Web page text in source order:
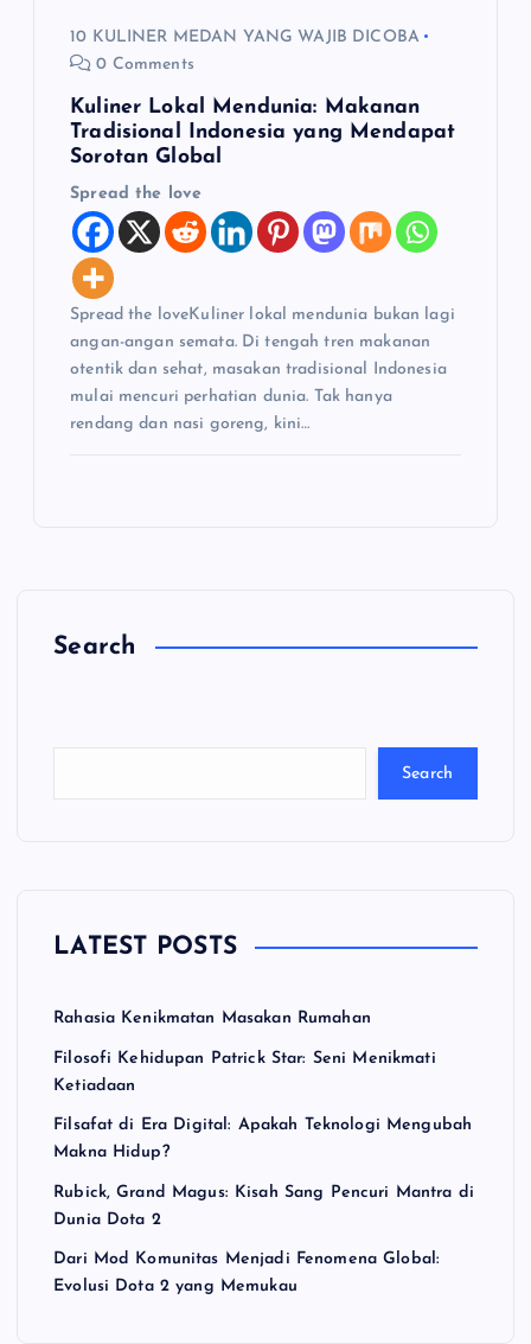
10 KULINER MEDAN YANG WAJIB DICOBA
0 Comments
Kuliner Lokal Mendunia: Makanan
Tradisional Indonesia yang Mendapat
Sorotan Global
Spread the love
Spread the loveKuliner lokal mendunia bukan lagi
angan-angan semata. Di tengah tren makanan
otentik dan sehat, masakan tradisional Indonesia
mulai mencuri perhatian dunia. Tak hanya
rendang dan nasi goreng, kini…
Search
Search
LATEST POSTS
Rahasia Kenikmatan Masakan Rumahan
Filosofi Kehidupan Patrick Star: Seni Menikmati
Ketiadaan
Filsafat di Era Digital: Apakah Teknologi Mengubah
Makna Hidup?
Rubick, Grand Magus: Kisah Sang Pencuri Mantra di
Dunia Dota 2
Dari Mod Komunitas Menjadi Fenomena Global:
Evolusi Dota 2 yang Memukau